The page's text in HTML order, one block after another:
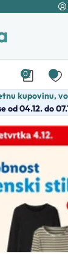
0
kupovinu,
od 04.12. do